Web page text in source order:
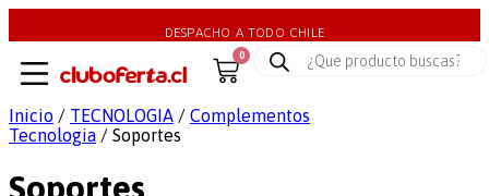
DESPACHO A TODO CHILE
0
Inicio / TECNOLOGIA / Complementos
Tecnologia / Soportes
Soportes